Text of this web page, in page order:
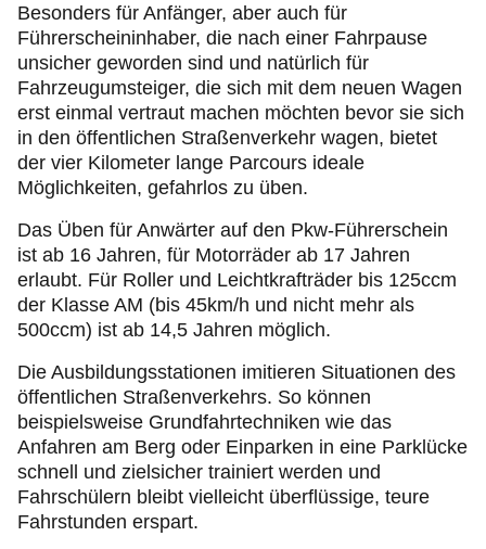
Besonders für Anfänger, aber auch für
Führerscheininhaber, die nach einer Fahrpause
unsicher geworden sind und natürlich für
Fahrzeugumsteiger, die sich mit dem neuen Wagen
erst einmal vertraut machen möchten bevor sie sich
in den öffentlichen Straßenverkehr wagen, bietet
der vier Kilometer lange Parcours ideale
Möglichkeiten, gefahrlos zu üben.
Das Üben für Anwärter auf den Pkw-Führerschein
ist ab 16 Jahren, für Motorräder ab 17 Jahren
erlaubt. Für Roller und Leichtkrafträder bis 125ccm
der Klasse AM (bis 45km/h und nicht mehr als
500ccm) ist ab 14,5 Jahren möglich.
Die Ausbildungsstationen imitieren Situationen des
öffentlichen Straßenverkehrs. So können
beispielsweise Grundfahrtechniken wie das
Anfahren am Berg oder Einparken in eine Parklücke
schnell und zielsicher trainiert werden und
Fahrschülern bleibt vielleicht überflüssige, teure
Fahrstunden erspart.